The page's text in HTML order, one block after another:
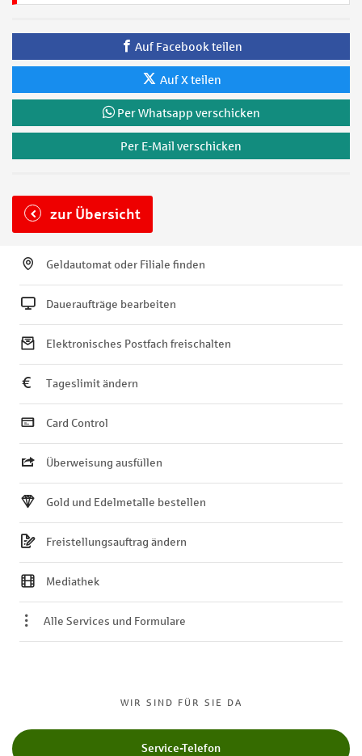
Auf Facebook teilen
Auf X teilen
Per Whatsapp verschicken
Per E-Mail verschicken
zur Übersicht
WIR SIND FÜR SIE DA
Service-Telefon
Geldautomat oder Filiale finden
Daueraufträge bearbeiten
Elektronisches Postfach freischalten
Tageslimit ändern
Card Control
Überweisung ausfüllen
Gold und Edelmetalle bestellen
Freistellungsauftrag ändern
Mediathek
Alle Services und Formulare